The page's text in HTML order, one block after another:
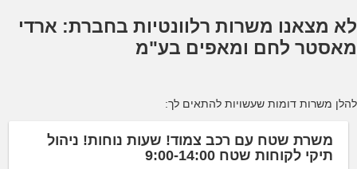
לא מצאנו משרות רלוונטיות בחברת: ארדי
מאסטר לחם ומאפים בע"מ
להלן משרות דומות שעשויות להתאים לך:
משרת שטח עם רכב צמוד! שעות נוחות! ניהול
תיקי לקוחות שטח 9:00-14:00